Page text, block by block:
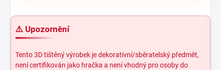
⚠️ Upozornění
Tento 3D tištěný výrobek je dekorativní/sběratelský předmět,
není certifikován jako hračka a není vhodný pro osoby do